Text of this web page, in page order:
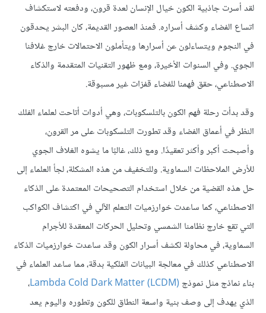
لقد أسرت جاذبية الكون خيال الإنسان لعدة قرون، ودفعته لاستكشاف
اتساع الفضاء وكشف أسراره. فمنذ العصور القديمة، كان البشر يحدقون
في النجوم ويتساءلون عن أسرارها ويتأملون الاحتمالات خارج غلافنا
الجوي. وفي السنوات الأخيرة، ومع ظهور التقنيات المتقدمة والذكاء
الاصطناعي، حقق فهمنا للفضاء قفزات غير مسبوقة.
وقد بدأت رحلة فهم الكون بالتلسكوبات، وهي أدوات أتاحت لعلماء الفلك
النظر في أعماق الفضاء وقد تطورت التلسكوبات على مر القرون،
وأصبحت أكبر وأكثر تعقيدًا. ومع ذلك، غالبًا ما يشوه الغلاف الجوي
للأرض الملاحظات السماوية. وللتخفيف من هذه المشكلة، لجأ العلماء إلى
حل هذه القضية من خلال استخدام التصحيحات المعتمدة على الذكاء
الاصطناعي، كما ساعدت خوارزميات التعلم الآلي في اكتشاف الكواكب
التي تقع خارج نظامنا الشمسي وتحليل الحركات المعقدة للأجرام
السماوية، في محاولة لكشف أسرار الكون وقد ساعدت خوارزميات الذكاء
الاصطناعي كذلك في معالجة البيانات الفلكية بدقة، مما ساعد العلماء في
بناء نماذج مثل نموذج Lambda Cold Dark Matter (LCDM)،
الذي يهدف إلى وصف بنية واسعة النطاق للكون وتطوره واليوم يعد